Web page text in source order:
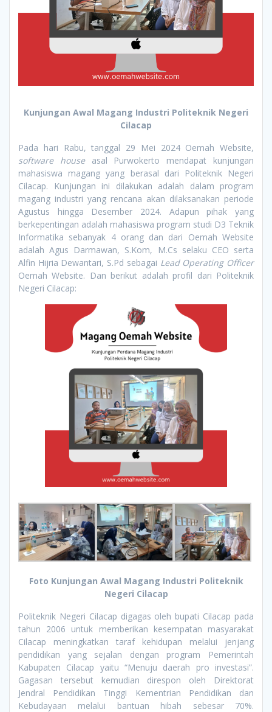
Kunjungan Awal Magang Industri Politeknik Negeri
Cilacap
Pada hari Rabu, tanggal 29 Mei 2024 Oemah Website,
software houseasal Purwokerto mendapat kunjungan
mahasiswa magang yang berasal dari Politeknik Negeri
Cilacap. Kunjungan ini dilakukan adalah dalam program
magang industri yang rencana akan dilaksanakan periode
Agustus hingga Desember 2024. Adapun pihak yang
berkepentingan adalah mahasiswa program studi D3 Teknik
Informatika sebanyak 4 orang dan dari Oemah Website
adalah Agus Darmawan, S.Kom, M.Cs selaku CEO serta
Alfin Hijria Dewantari, S.Pd sebagai Lead Operating Officer
Oemah Website. Dan berikut adalah profil dari Politeknik
Negeri Cilacap:
Foto Kunjungan Awal Magang Industri Politeknik
Negeri Cilacap
Politeknik Negeri Cilacap digagas oleh bupati Cilacap pada
tahun 2006 untuk memberikan kesempatan masyarakat
Cilacap meningkatkan taraf kehidupan melalui jenjang
pendidikan yang sejalan dengan program Pemerintah
Kabupaten Cilacap yaitu “Menuju daerah pro investasi”.
Gagasan tersebut kemudian direspon oleh Direktorat
Jendral Pendidikan Tinggi Kementrian Pendidikan dan
Kebudayaan melalui bantuan hibah sebesar 70%.